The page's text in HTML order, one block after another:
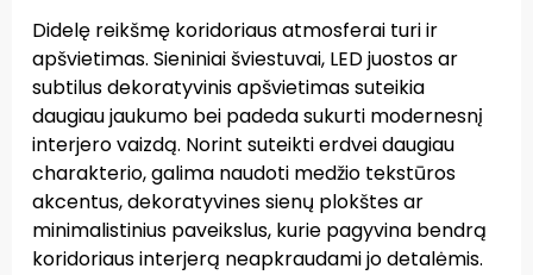
Didelę reikšmę koridoriaus atmosferai turi ir
apšvietimas. Sieniniai šviestuvai, LED juostos ar
subtilus dekoratyvinis apšvietimas suteikia
daugiau jaukumo bei padeda sukurti modernesnį
interjero vaizdą. Norint suteikti erdvei daugiau
charakterio, galima naudoti medžio tekstūros
akcentus, dekoratyvines sienų plokštes ar
minimalistinius paveikslus, kurie pagyvina bendrą
koridoriaus interjerą neapkraudami jo detalėmis.